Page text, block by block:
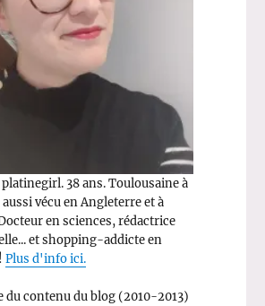
38 ans. Toulousaine à
vécu en Angleterre et à
en sciences, rédactrice
et shopping-addicte en
Plus d'info ici.
du contenu du blog (2010-2013)